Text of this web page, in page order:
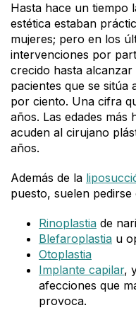
Hasta hace un tiempo
estética estaban
mujeres; pero en los
intervenciones por
crecido hasta
pacientes que se sitúa
por ciento. Una cifra
años. Las edades más
acuden al cirujano
años.
Además de la
puesto, suelen
Rinoplastia de
Blefaroplastia u
Otoplastia
Implante capilar,
afecciones que
provoca.